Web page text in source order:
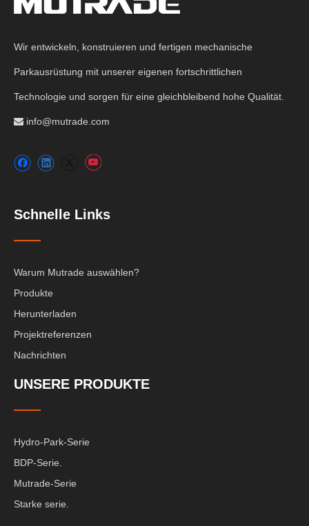
Wir entwickeln, konstruieren und fertigen mechanische
Parkausrüstung mit unserer eigenen fortschrittlichen
Technologie und sorgen für eine gleichbleibend hohe Qualität.
 info@mutrade.com
Schnelle Links
Warum Mutrade auswählen?
Produkte
Herunterladen
Projektreferenzen
Nachrichten
UNSERE PRODUKTE
Hydro-Park-Serie
BDP-Serie.
Mutrade-Serie
Starke serie.